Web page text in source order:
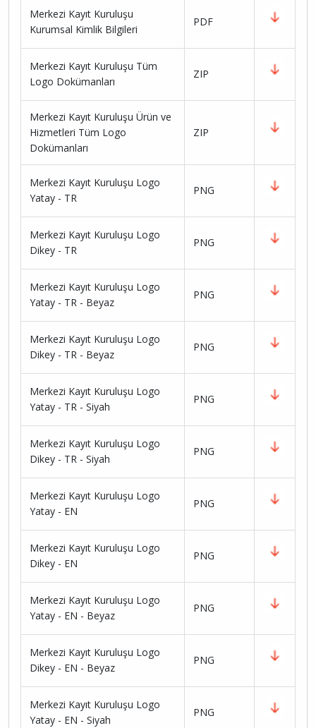
Merkezi Kayıt Kuruluşu
Kurumsal Kimlik Bilgileri
PDF
Merkezi Kayıt Kuruluşu Tüm
Logo Dokümanları
ZIP
Merkezi Kayıt Kuruluşu Ürün ve
Hizmetleri Tüm Logo
Dokümanları
ZIP
Merkezi Kayıt Kuruluşu Logo
Yatay - TR
PNG
Merkezi Kayıt Kuruluşu Logo
Dikey - TR
PNG
Merkezi Kayıt Kuruluşu Logo
Yatay - TR - Beyaz
PNG
Merkezi Kayıt Kuruluşu Logo
Dikey - TR - Beyaz
PNG
Merkezi Kayıt Kuruluşu Logo
Yatay - TR - Siyah
PNG
Merkezi Kayıt Kuruluşu Logo
Dikey - TR - Siyah
PNG
Merkezi Kayıt Kuruluşu Logo
Yatay - EN
PNG
Merkezi Kayıt Kuruluşu Logo
Dikey - EN
PNG
Merkezi Kayıt Kuruluşu Logo
Yatay - EN - Beyaz
PNG
Merkezi Kayıt Kuruluşu Logo
Dikey - EN - Beyaz
PNG
Merkezi Kayıt Kuruluşu Logo
Yatay - EN - Siyah
PNG